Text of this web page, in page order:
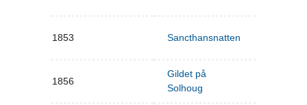
1853 Sancthansnatten
1856
Gildet på
Solhoug